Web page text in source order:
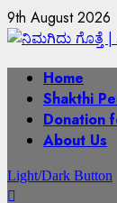
9th August 2026
Home
Shakthi
Donation
About Us
Light/Dark Button